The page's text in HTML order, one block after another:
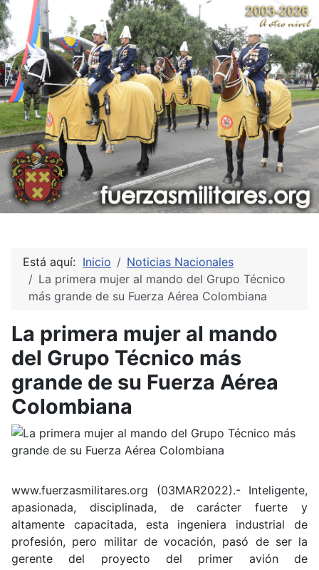
Está aquí: Inicio
Noticias Nacionales
La primera mujer al mando del Grupo Técnico
más grande de su Fuerza Aérea Colombiana
La primera mujer al mando
del Grupo Técnico más
grande de su Fuerza Aérea
Colombiana
www.fuerzasmilitares.org (03MAR2022).- Inteligente,
apasionada, disciplinada, de carácter fuerte y
altamente capacitada, esta ingeniera industrial de
profesión, pero militar de vocación, pasó de ser la
gerente del proyecto del primer avión de